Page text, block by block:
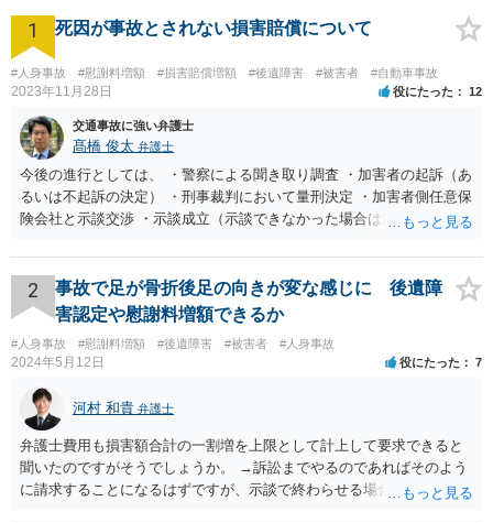
す。
1 死因が事故とされない損害賠償について
#人身事故 #慰謝料増額 #損害賠償増額 #後遺障害 #被害者 #自動車事故
2023年11月28日 役にたった 12
交通事故に強い弁護士
髙橋 俊太 弁護士
今後の進行としては、 ・警察による聞き取り調査 ・加害者の起訴（あ
るいは不起訴の決定） ・刑事裁判において量刑決定 ・加害者側任意保
険会社と示談交渉 ・示談成立（示談できなかった場合は裁判） となり
加害者に対する処罰感情など尋ねられるはずですので、率直にお答え
になるとよいと思います。
2
事故で足が骨折後足の向きが変な感じに 後遺障
害認定や慰謝料増額できるか
#人身事故 #慰謝料増額 #後遺障害 #被害者 #人身事故
2024年5月12日 役にたった 7
河村 和貴 弁護士
弁護士費用も損害額合計の一割増を上限として計上して要求できると
聞いたのですがそうでしょうか。 →訴訟までやるのであればそのよう
に請求することになるはずですが、示談で終わらせる場合には、そこ